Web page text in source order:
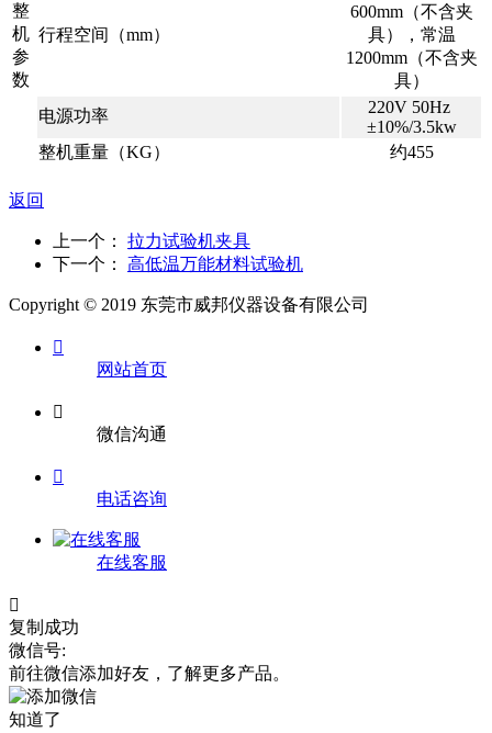
整
机
参
数
行程空间（mm）
600mm（不含夹
具），常温
1200mm（不含夹
具）
电源功率
220V 50Hz
±10%/3.5kw
整机重量（KG）
约455
返回
上一个： 拉力试验机夹具
下一个： 高低温万能材料试验机
Copyright © 2019 东莞市威邦仪器设备有限公司

网站首页

微信沟通

电话咨询
在线客服

复制成功
微信号:
前往微信添加好友，了解更多产品。
知道了